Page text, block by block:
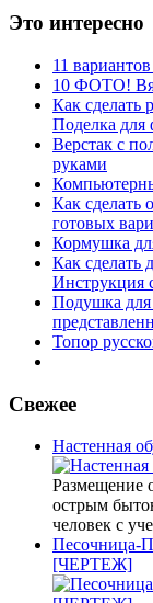
Это интересно
11
10 ФОТО!
Как сделать
Поделка для
Верстак с
руками
Как сделать
готовых
Кормушка
Как сделать
Инструкция
Подушка
Топор
Свежее
Настенная
Размещение
острым
человек с
Песочница-
[ЧЕРТЕЖ]